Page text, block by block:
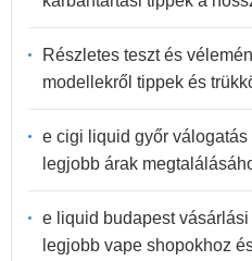
Részletes teszt és
modellekről tippek és
e cigi liquid győr
legjobb árak
e liquid budapest
legjobb vape shopokhoz